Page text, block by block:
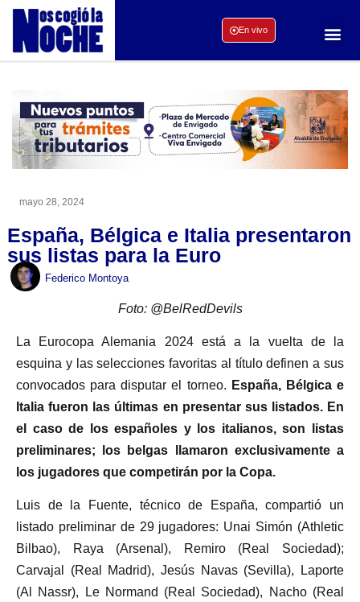
En vivo
mayo 28, 2024
España, Bélgica e Italia presentaron
sus listas para la Euro
Federico Montoya
Foto: @BelRedDevils
La Eurocopa Alemania 2024 está a la vuelta de la
esquina y las selecciones favoritas al título definen a sus
convocados para disputar el torneo. España, Bélgica e
Italia fueron las últimas en presentar sus listados. En
el caso de los españoles y los italianos, son listas
preliminares; los belgas llamaron exclusivamente a
los jugadores que competirán por la Copa.
Luis de la Fuente, técnico de España, compartió un
listado preliminar de 29 jugadores: Unai Simón (Athletic
Bilbao), Raya (Arsenal), Remiro (Real Sociedad);
Carvajal (Real Madrid), Jesús Navas (Sevilla), Laporte
(Al Nassr), Le Normand (Real Sociedad), Nacho (Real